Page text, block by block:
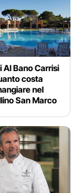
Al Bano Carrisi
costa
nel
San Marco